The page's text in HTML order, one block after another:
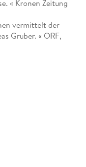
« Kronen Zeitung
vermittelt der
Gruber. « ORF,